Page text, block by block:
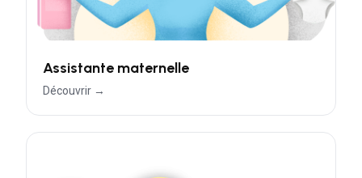
Assistante maternelle
Découvrir →